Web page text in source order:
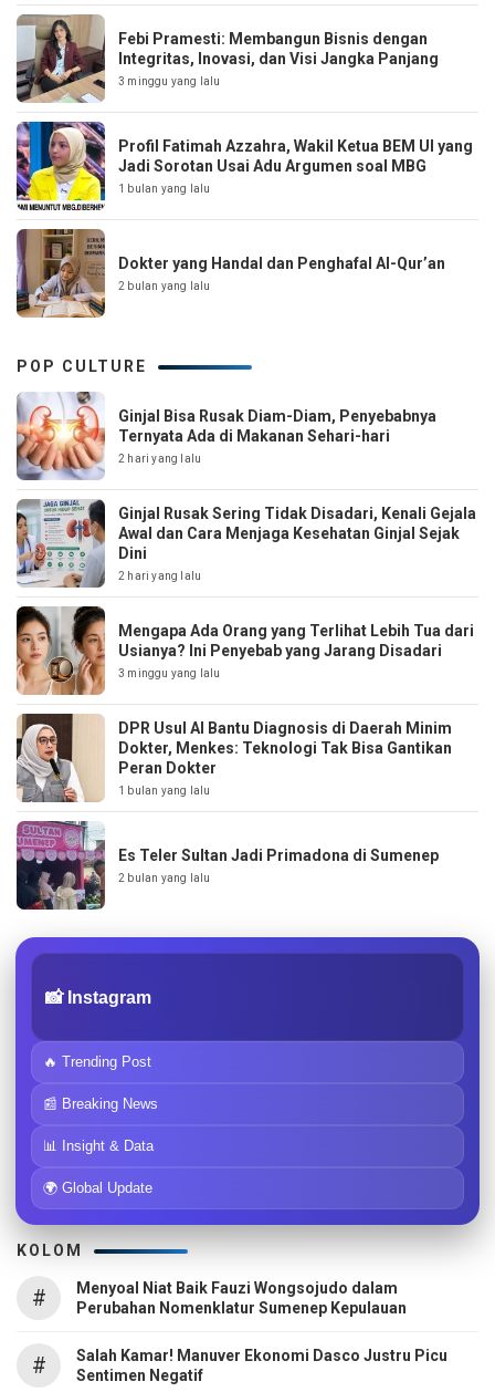
Febi Pramesti: Membangun Bisnis dengan
Integritas, Inovasi, dan Visi Jangka Panjang
3 minggu yang lalu
Profil Fatimah Azzahra, Wakil Ketua BEM UI yang
Jadi Sorotan Usai Adu Argumen soal MBG
1 bulan yang lalu
Dokter yang Handal dan Penghafal Al-Qur’an
2 bulan yang lalu
POP CULTURE
Ginjal Bisa Rusak Diam-Diam, Penyebabnya
Ternyata Ada di Makanan Sehari-hari
2 hari yang lalu
Ginjal Rusak Sering Tidak Disadari, Kenali Gejala
Awal dan Cara Menjaga Kesehatan Ginjal Sejak
Dini
2 hari yang lalu
Mengapa Ada Orang yang Terlihat Lebih Tua dari
Usianya? Ini Penyebab yang Jarang Disadari
3 minggu yang lalu
DPR Usul AI Bantu Diagnosis di Daerah Minim
Dokter, Menkes: Teknologi Tak Bisa Gantikan
Peran Dokter
1 bulan yang lalu
Es Teler Sultan Jadi Primadona di Sumenep
2 bulan yang lalu
📸 Instagram
🔥 Trending Post
📰 Breaking News
📊 Insight & Data
🌍 Global Update
KOLOM
#
Menyoal Niat Baik Fauzi Wongsojudo dalam
Perubahan Nomenklatur Sumenep Kepulauan
#
Salah Kamar! Manuver Ekonomi Dasco Justru Picu
Sentimen Negatif